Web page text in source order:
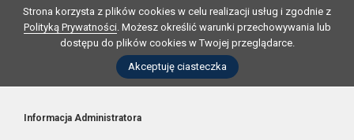
Strona korzysta z plików cookies w celu realizacji usług i zgodnie z
Polityką Prywatności. Możesz określić warunki przechowywania lub
dostępu do plików cookies w Twojej przeglądarce.
Akceptuję ciasteczka
Informacja Administratora